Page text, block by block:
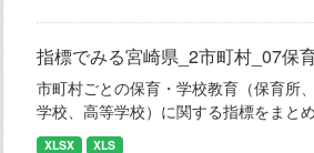
指標でみる宮崎県_2市町村_07保
市町村ごとの保育・学校教育（保育所
学校、高等学校）に関する指標をまと
XLSX XLS